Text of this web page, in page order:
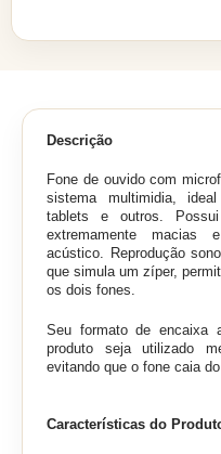
Descrição
Fone de ouvido com
sistema multimidia,
tablets e outros.
extremamente macias
acústico. Reprodução
que simula um zíper,
os dois fones.
Seu formato de encaixa
produto seja utilizado
evitando que o fone caia do
Características do